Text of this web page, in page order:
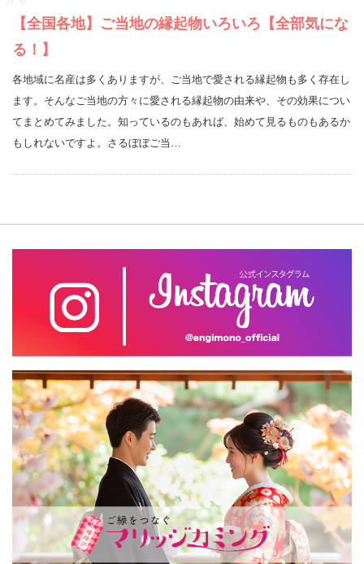
【全国各地】ご当地の縁起物いろいろ【全部気にな
る！】
各地域に名産は多くありますが、ご当地で愛される縁起物も多く存在し
ます。そんなご当地の方々に愛される縁起物の由来や、その効果につい
てまとめてみました。知っているのもあれば、始めて見るものもあるか
もしれないですよ。さるぼぼご当…